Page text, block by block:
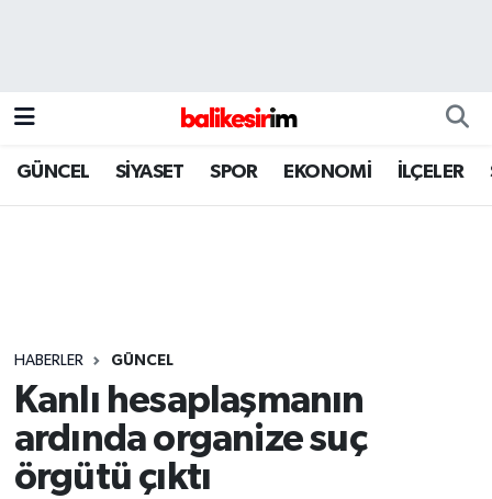
GÜNCEL SİYASET SPOR EKONOMİ İLÇELER
HABERLER GÜNCEL
Kanlı hesaplaşmanın
ardında organize suç
örgütü çıktı